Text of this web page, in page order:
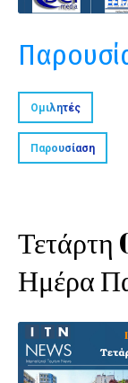
Ομιλητές
Παρουσίαση
Ημέρα